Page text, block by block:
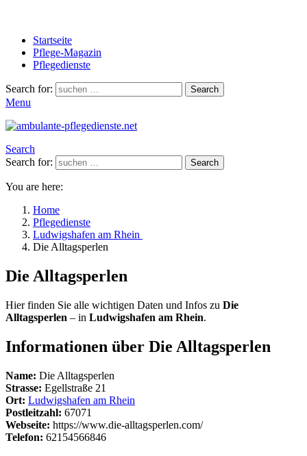
Startseite
Pflege-Magazin
Pflegedienste
Search for: Search
Menu
Search
Search for:
Search
You are here:
Home
Pflegedienste
Ludwigshafen am Rhein
Die Alltagsperlen
Die Alltagsperlen
Hier finden Sie alle wichtigen Daten und Infos zu Die
Alltagsperlen – in Ludwigshafen am Rhein.
Informationen über Die Alltagsperlen
Name: Die Alltagsperlen
Strasse: Egellstraße 21
Ort: Ludwigshafen am Rhein
Postleitzahl: 67071
Webseite: https://www.die-alltagsperlen.com/
Telefon: 62154566846